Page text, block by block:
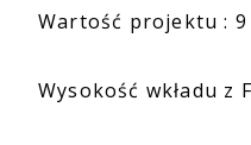
Wartość projektu : 9
Wysokość wkładu z